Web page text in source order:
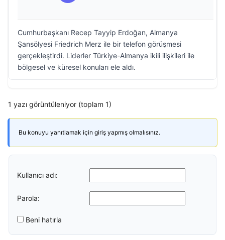
Cumhurbaşkanı Recep Tayyip Erdoğan, Almanya
Şansölyesi Friedrich Merz ile bir telefon görüşmesi
gerçekleştirdi. Liderler Türkiye-Almanya ikili ilişkileri ile
bölgesel ve küresel konuları ele aldı.
1 yazı görüntüleniyor (toplam 1)
Bu konuyu yanıtlamak için giriş yapmış olmalısınız.
Kullanıcı adı:
Parola:
Beni hatırla